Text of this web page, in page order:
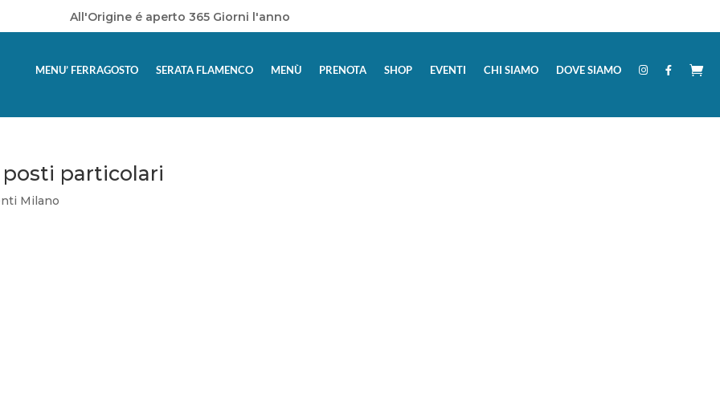
All'Origine é aperto 365 Giorni l'anno
MENU’ FERRAGOSTO SERATA FLAMENCO MENÙ PRENOTA SHOP EVENTI CHI SIAMO DOVE SIAMO
particolari
Milano